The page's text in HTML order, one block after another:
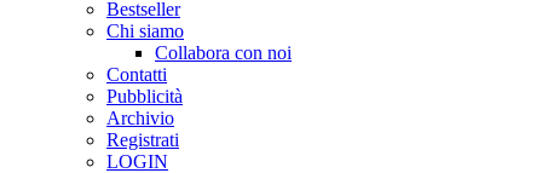
Bestseller
Chi siamo
Collabora con noi
Contatti
Pubblicità
Archivio
Registrati
LOGIN